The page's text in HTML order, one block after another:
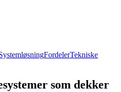
FordelerTekniske
som dekker